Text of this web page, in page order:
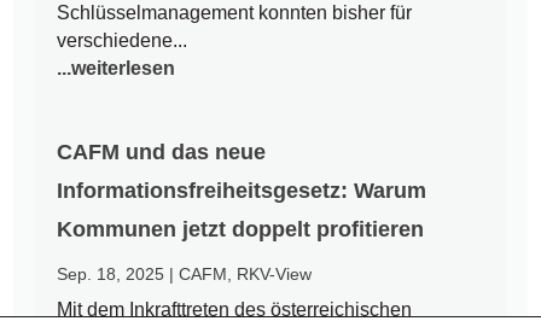
Schlüsselmanagement konnten bisher für
verschiedene...
...weiterlesen
CAFM und das neue
Informationsfreiheitsgesetz: Warum
Kommunen jetzt doppelt profitieren
Sep. 18, 2025 |CAFM RKV-View
Mit dem Inkrafttreten des österreichischen